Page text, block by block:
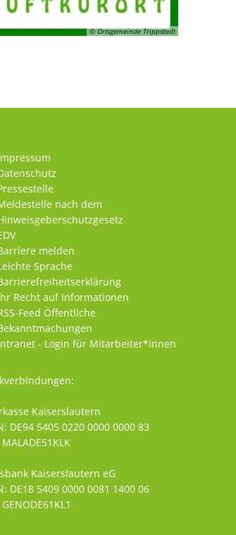
© Ortsgemeinde Trippstadt
nach dem
melden
Sprache
Recht auf Informationen
Feed Öffentliche
- Login für Mitarbeiter*innen
Kaiserslautern
DE94 5405 0220 0000 0000 83
MALADE51KLK
Kaiserslautern eG
DE18 5409 0000 0081 1400 06